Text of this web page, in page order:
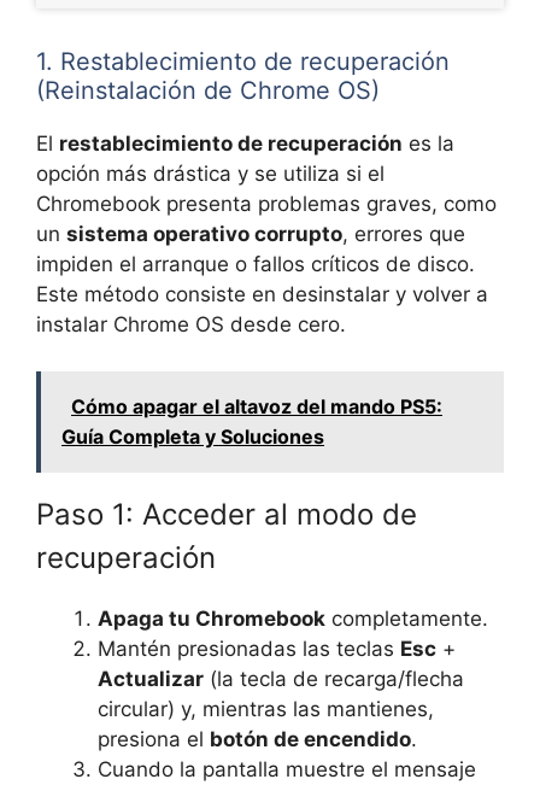
1. Restablecimiento de recuperación
(Reinstalación de Chrome OS)
El restablecimiento de recuperación es la
opción más drástica y se utiliza si el
Chromebook presenta problemas graves, como
un sistema operativo corrupto, errores que
impiden el arranque o fallos críticos de disco.
Este método consiste en desinstalar y volver a
instalar Chrome OS desde cero.
Cómo apagar el altavoz del mando PS5:
Guía Completa y Soluciones
Paso 1: Acceder al modo de
recuperación
Apaga tu Chromebook completamente.
Mantén presionadas las teclas Esc +
Actualizar (la tecla de recarga/flecha
circular) y, mientras las mantienes,
presiona el botón de encendido.
Cuando la pantalla muestre el mensaje